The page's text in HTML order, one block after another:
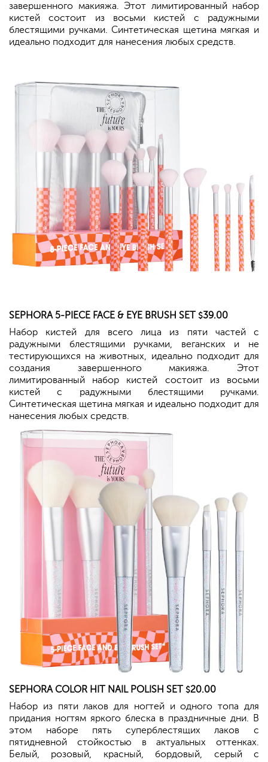
завершенного макияжа. Этот лимитированный набор
кистей состоит из восьми кистей с радужными
блестящими ручками. Синтетическая щетина мягкая и
идеально подходит для нанесения любых средств.
SEPHORA 5-PIECE FACE & EYE BRUSH SET $39.00
Набор кистей для всего лица из пяти частей с
радужными блестящими ручками, веганских и не
тестирующихся на животных, идеально подходит для
создания завершенного макияжа. Этот
лимитированный набор кистей состоит из восьми
кистей с радужными блестящими ручками.
Синтетическая щетина мягкая и идеально подходит для
нанесения любых средств.
SEPHORA COLOR HIT NAIL POLISH SET $20.00
Набор из пяти лаков для ногтей и одного топа для
придания ногтям яркого блеска в праздничные дни. В
этом наборе пять суперблестящих лаков с
пятидневной стойкостью в актуальных оттенках.
Белый, розовый, красный, бордовый, серый с